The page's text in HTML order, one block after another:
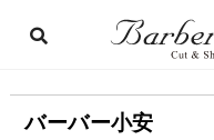
バーバー小安